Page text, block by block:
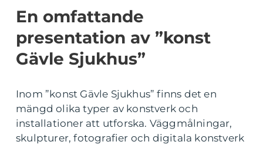
En omfattande
presentation av ”konst
Gävle Sjukhus”
Inom ”konst Gävle Sjukhus” finns det en
mängd olika typer av konstverk och
installationer att utforska. Väggmålningar,
skulpturer, fotografier och digitala konstverk